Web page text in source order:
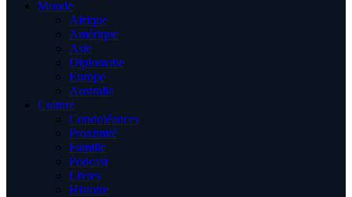
Monde
Afrique
Amérique
Asie
Diplomatie
Europe
Australia
Culture
Condoléances
Proximité
Famille
Podcast
Livres
Histoire